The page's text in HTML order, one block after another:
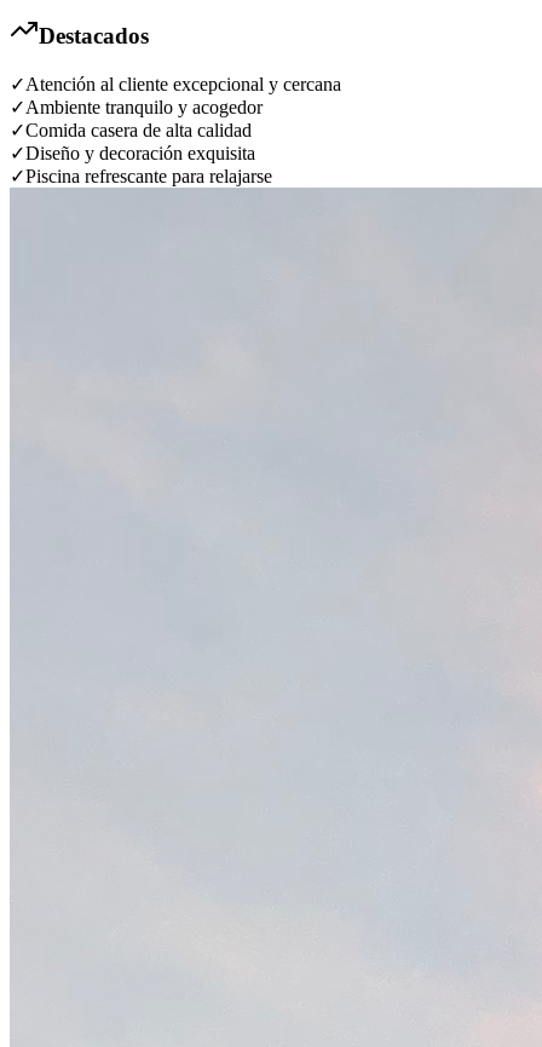
Destacados
✓Atención al cliente excepcional y cercana
✓Ambiente tranquilo y acogedor
✓Comida casera de alta calidad
✓Diseño y decoración exquisita
✓Piscina refrescante para relajarse